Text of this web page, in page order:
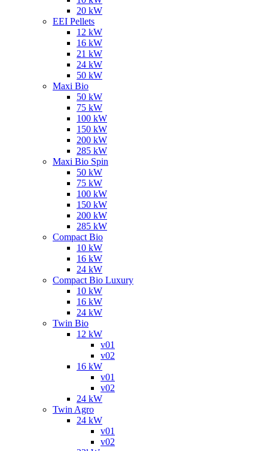
20 kW
EEI Pellets
12 kW
16 kW
21 kW
24 kW
50 kW
Maxi Bio
50 kW
75 kW
100 kW
150 kW
200 kW
285 kW
Maxi Bio Spin
50 kW
75 kW
100 kW
150 kW
200 kW
285 kW
Compact Bio
10 kW
16 kW
24 kW
Compact Bio Luxury
10 kW
16 kW
24 kW
Twin Bio
12 kW
v01
v02
16 kW
v01
v02
24 kW
Twin Agro
24 kW
v01
v02